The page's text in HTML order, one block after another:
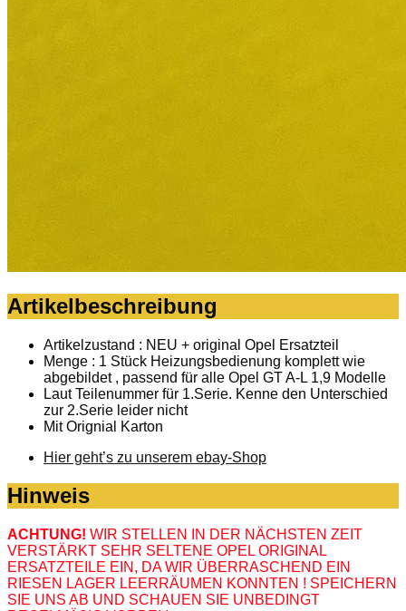
Artikelbeschreibung
Artikelzustand : NEU + original Opel Ersatzteil
Menge : 1 Stück Heizungsbedienung komplett wie
abgebildet , passend für alle Opel GT A-L 1,9 Modelle
Laut Teilenummer für 1.Serie. Kenne den Unterschied
zur 2.Serie leider nicht
Mit Orignial Karton
Hier geht’s zu unserem ebay-Shop
Hinweis
ACHTUNG! WIR STELLEN IN DER NÄCHSTEN ZEIT
VERSTÄRKT SEHR SELTENE OPEL ORIGINAL
ERSATZTEILE EIN, DA WIR ÜBERRASCHEND EIN
RIESEN LAGER LEERRÄUMEN KONNTEN ! SPEICHERN
SIE UNS AB UND SCHAUEN SIE UNBEDINGT